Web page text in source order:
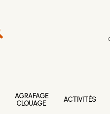
AGRAFAGE
CLOUAGE
ACTIVITÉS